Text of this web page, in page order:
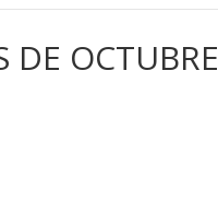
DE OCTUBRE